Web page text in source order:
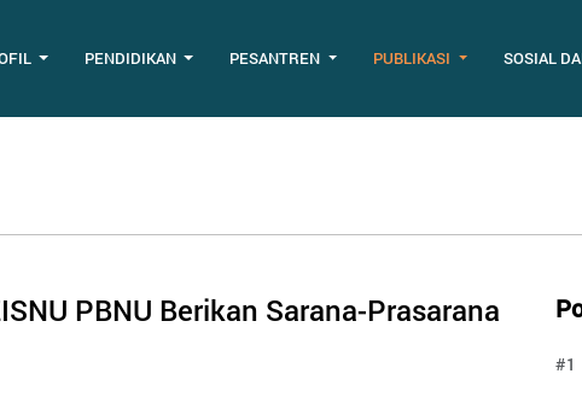
PENDIDIKAN PESANTREN PUBLIKASI SOSIAL
PBNU Berikan Sarana-Prasarana
#1